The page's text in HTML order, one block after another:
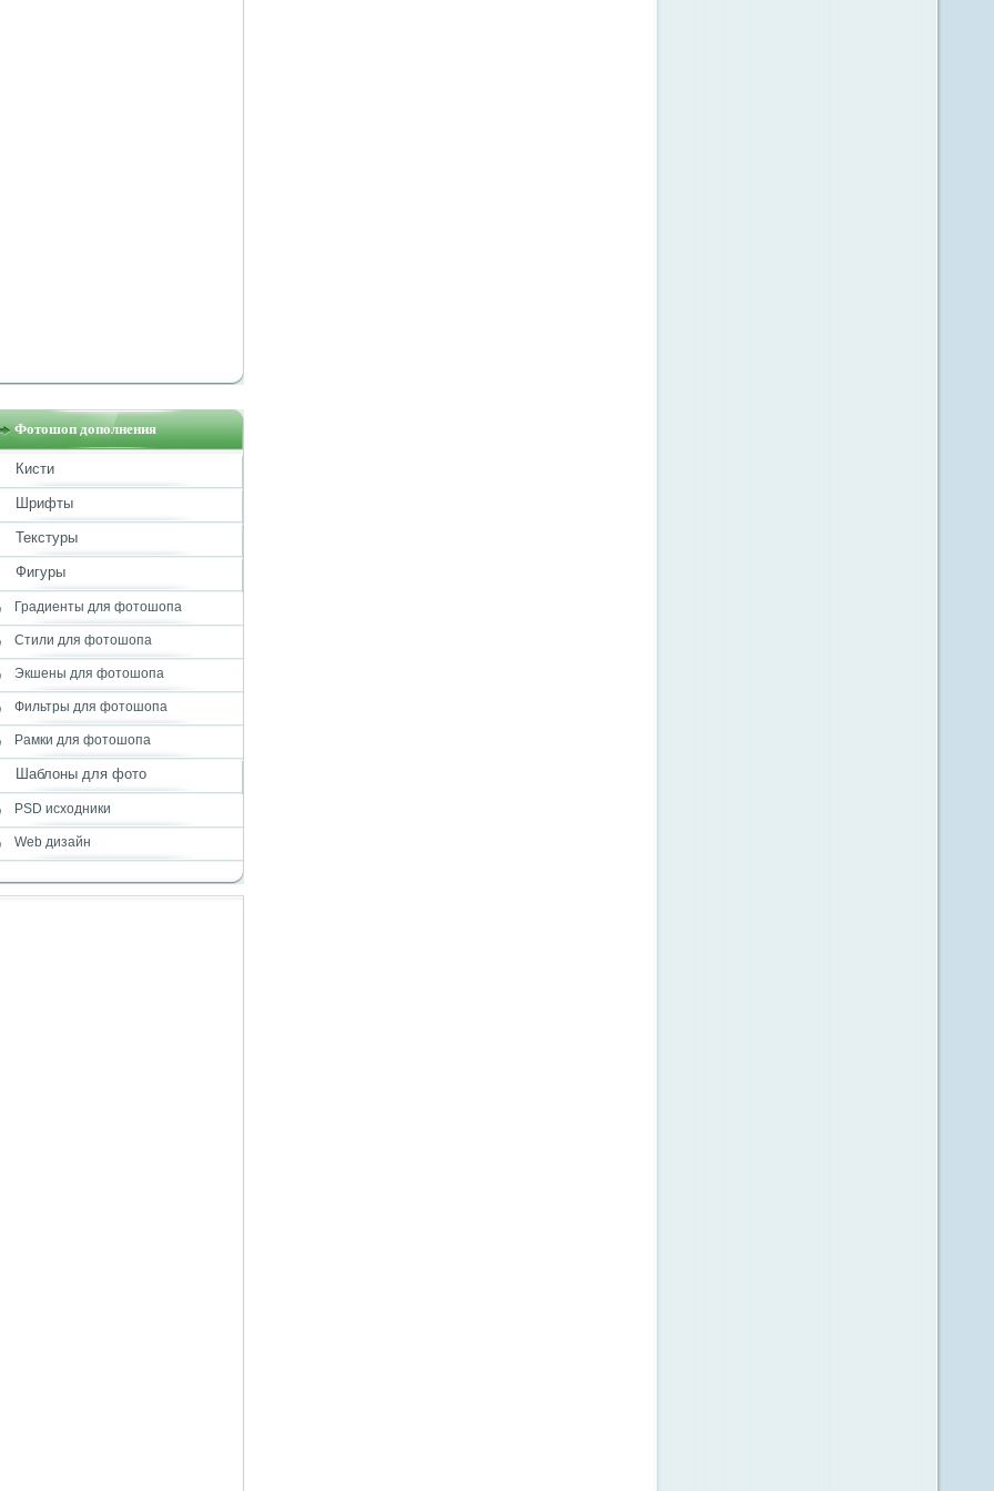
Фотошоп дополнения
Кисти
Шрифты
Текстуры
Фигуры
Градиенты для фотошопа
Стили для фотошопа
Экшены для фотошопа
Фильтры для фотошопа
Рамки для фотошопа
Шаблоны для фото
PSD исходники
Web дизайн